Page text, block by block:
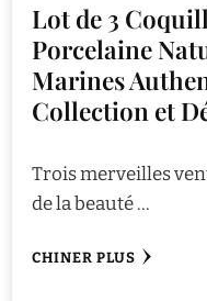
Lot de 3
Porcelaine
Marines
Collection et
Trois merveilles
de la beauté …
CHINER PLUS